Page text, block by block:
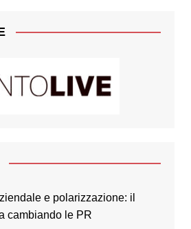
e polarizzazione: il
cambiando le PR